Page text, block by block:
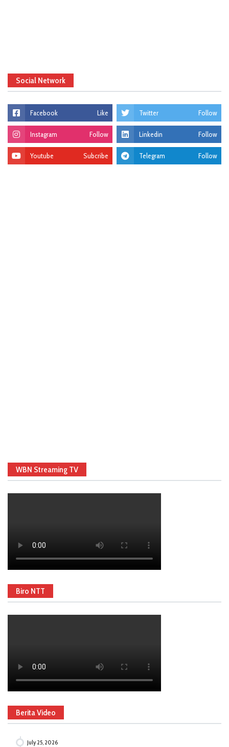
Social Network
Facebook Like Twitter Follow
Instagram Follow Linkedin Follow
Youtube Subcribe Telegram Follow
WBN Streaming TV
Biro NTT
Berita Video
July 25, 2026